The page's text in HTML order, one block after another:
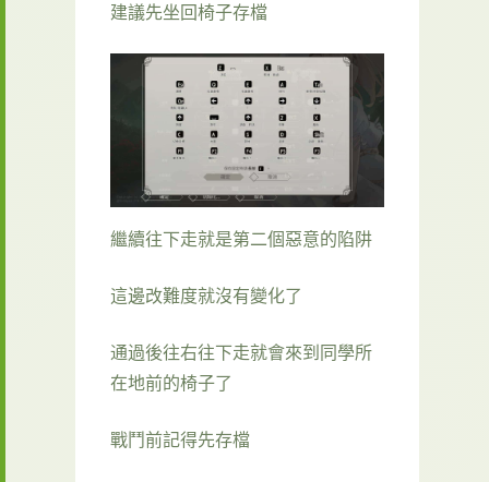
建議先坐回椅子存檔
繼續往下走就是第二個惡意的陷阱
這邊改難度就沒有變化了
通過後往右往下走就會來到同學所
在地前的椅子了
戰鬥前記得先存檔